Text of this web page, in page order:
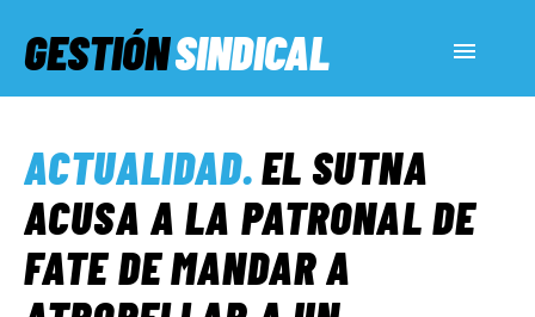
GESTIÓNSINDICAL
SERVICIOS SOCIALES
INFORMES ESPECIALES
ACTUALIDAD.EL SUTNA
ACUSA A LA PATRONAL DE
FATE DE MANDAR A